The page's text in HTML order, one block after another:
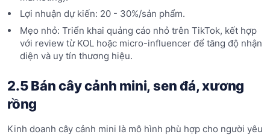
Lợi nhuận dự kiến: 20 - 30%/sản phẩm.
Mẹo nhỏ: Triển khai quảng cáo nhỏ trên TikTok, kết hợp
với review từ KOL hoặc micro-influencer để tăng độ nhận
diện và uy tín thương hiệu.
2.5 Bán cây cảnh mini, sen đá, xương
rồng
Kinh doanh cây cảnh mini là mô hình phù hợp cho người yêu